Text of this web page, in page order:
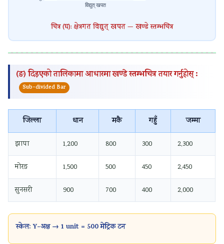
चित्र (घ): क्षेत्रगत विद्युत् खपत — खण्डे स्तम्भचित्र
(ङ) दिइएको तालिकामा आधारमा खण्डे स्तम्भचित्र तयार गर्नुहोस् :
Sub-divided Bar
जिल्ला धान मकै गहुँ जम्मा
झापा 1,200 800 300 2,300
मोरङ 1,500 500 450 2,450
सुनसरी 900 700 400 2,000
स्केल: Y-अक्ष → 1 unit = 500 मेट्रिक टन